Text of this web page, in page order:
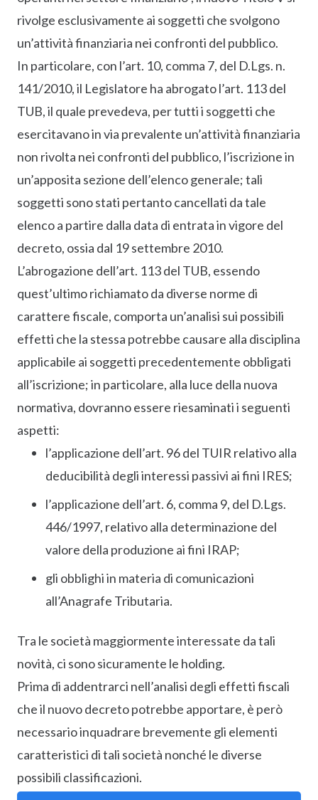
rivolge esclusivamente ai soggetti che svolgono
un’attività finanziaria nei confronti del pubblico.
In particolare, con l’art. 10, comma 7, del D.Lgs. n.
141/2010, il Legislatore ha abrogato l’art. 113 del
TUB, il quale prevedeva, per tutti i soggetti che
esercitavano in via prevalente un’attività finanziaria
non rivolta nei confronti del pubblico, l’iscrizione in
un’apposita sezione dell’elenco generale; tali
soggetti sono stati pertanto cancellati da tale
elenco a partire dalla data di entrata in vigore del
decreto, ossia dal 19 settembre 2010.
L’abrogazione dell’art. 113 del TUB, essendo
quest’ultimo richiamato da diverse norme di
carattere fiscale, comporta un’analisi sui possibili
effetti che la stessa potrebbe causare alla disciplina
applicabile ai soggetti precedentemente obbligati
all’iscrizione; in particolare, alla luce della nuova
normativa, dovranno essere riesaminati i seguenti
aspetti:
l’applicazione dell’art. 96 del TUIR relativo alla
deducibilità degli interessi passivi ai fini IRES;
l’applicazione dell’art. 6, comma 9, del D.Lgs.
446/1997, relativo alla determinazione del
valore della produzione ai fini IRAP;
gli obblighi in materia di comunicazioni
all’Anagrafe Tributaria.
Tra le società maggiormente interessate da tali
novità, ci sono sicuramente le holding.
Prima di addentrarci nell’analisi degli effetti fiscali
che il nuovo decreto potrebbe apportare, è però
necessario inquadrare brevemente gli elementi
caratteristici di tali società nonché le diverse
possibili classificazioni.